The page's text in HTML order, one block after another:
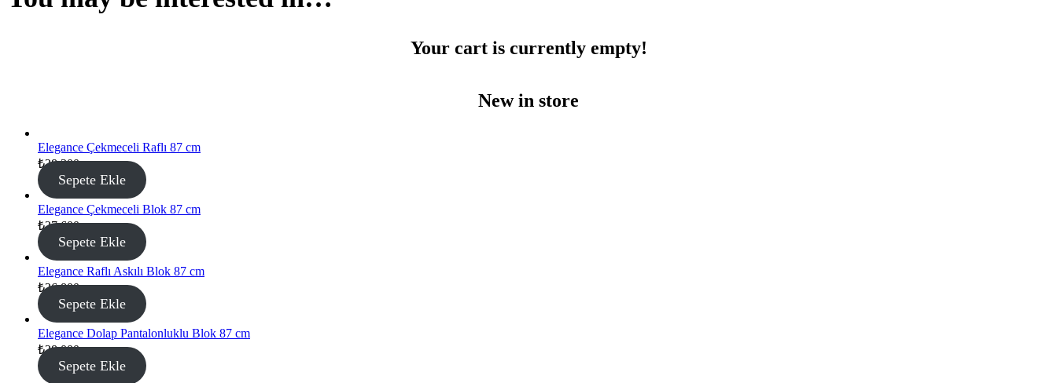
Your cart is currently empty!
New in store
Elegance Çekmeceli Raflı 87 cm
₺28.300
Sepete Ekle
Elegance Çekmeceli Blok 87 cm
₺27.600
Sepete Ekle
Elegance Raflı Askılı Blok 87 cm
₺26.800
Sepete Ekle
Elegance Dolap Pantalonluklu Blok 87 cm
₺28.000
Sepete Ekle